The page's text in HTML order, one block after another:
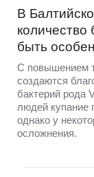
В
количество
быть
С повышением
создаются
бактерий рода
людей купание
однако у
осложнения.